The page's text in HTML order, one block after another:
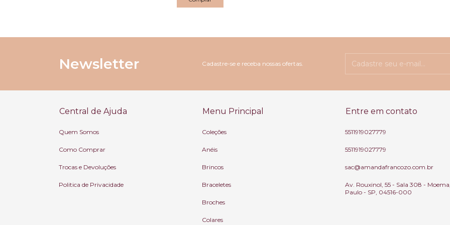
Newsletter Cadastre-se e receba nossas ofertas.
Central de Ajuda
Quem Somos
Como Comprar
Trocas e Devoluções
Politica de Privacidade
Menu Principal
Coleções
Anéis
Brincos
Braceletes
Broches
Colares
Entre em contato
5511919027779
5511919027779
sac@amandafrancozo.com.br
Av. Rouxinol, 55 - Sala 308 -
Paulo - SP, 04516-000